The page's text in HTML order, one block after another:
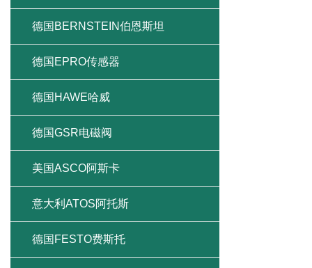
德国BERNSTEIN伯恩斯坦
德国EPRO传感器
德国HAWE哈威
德国GSR电磁阀
美国ASCO阿斯卡
意大利ATOS阿托斯
德国FESTO费斯托